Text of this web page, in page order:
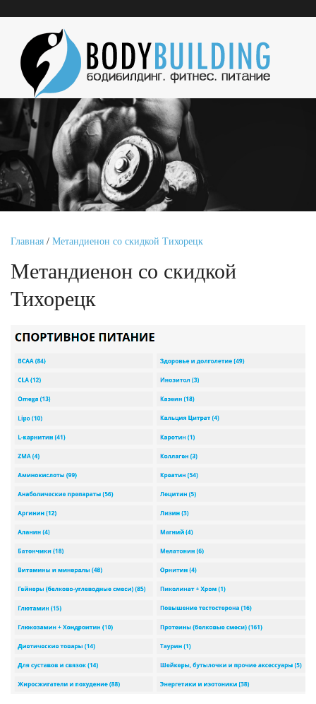
Главная / Метандиенон со скидкой Тихорецк
Метандиенон со скидкой
Тихорецк